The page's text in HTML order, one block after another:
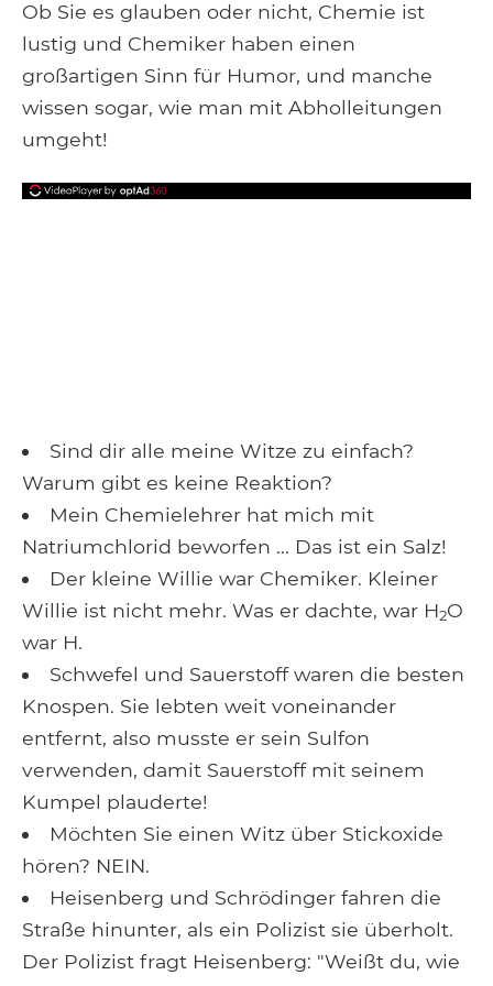
Facebook Google+Tumblr
Pocket
Ob Sie es glauben oder nicht, Chemie ist
lustig und Chemiker haben einen
großartigen Sinn für Humor, und manche
wissen sogar, wie man mit Abholleitungen
umgeht!
Sind dir alle meine Witze zu einfach?
Warum gibt es keine Reaktion?
Mein Chemielehrer hat mich mit
Natriumchlorid beworfen ... Das ist ein Salz!
Der kleine Willie war Chemiker. Kleiner
Willie ist nicht mehr. Was er dachte, war H2O
war H.
Schwefel und Sauerstoff waren die besten
Knospen. Sie lebten weit voneinander
entfernt, also musste er sein Sulfon
verwenden, damit Sauerstoff mit seinem
Kumpel plauderte!
Möchten Sie einen Witz über Stickoxide
hören? NEIN.
Heisenberg und Schrödinger fahren die
Straße hinunter, als ein Polizist sie überholt.
Der Polizist fragt Heisenberg: "Weißt du, wie